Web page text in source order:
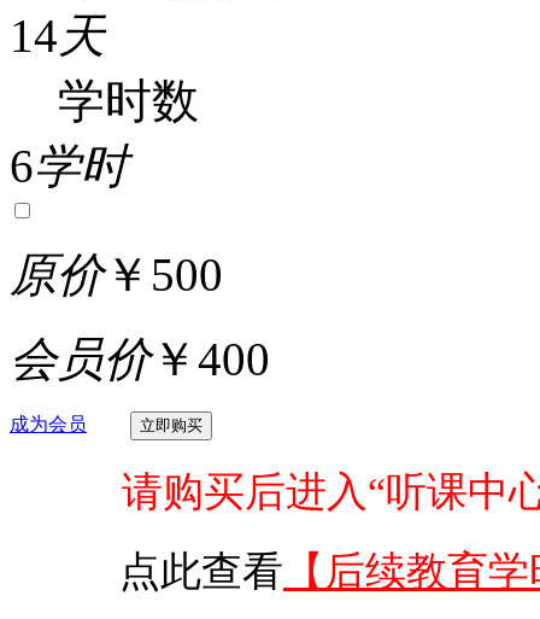
14天
学时数
6学时
原价￥500
会员价￥400
成为会员
请购买后进入“听课中
点此查看 【后续教育